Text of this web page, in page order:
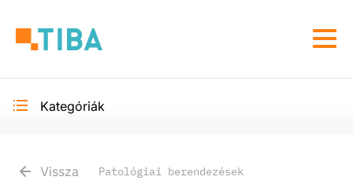
tartalomra
ToggleKategóriák
Vissza Patológiai berendezések